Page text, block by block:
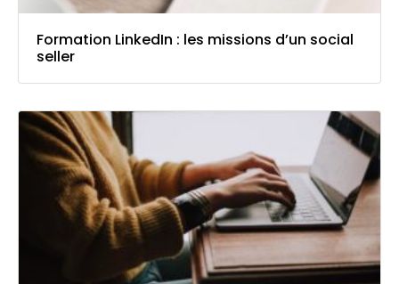
Formation LinkedIn : les missions d’un social
seller